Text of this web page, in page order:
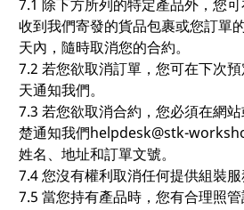
7.1 除下方所列的特定產品外，您
收到我們寄發的貨品包裹或您訂單
天內，隨時取消您的合約。
7.2 若您欲取消訂單，您可在下次
天通知我們。
7.3 若您欲取消合約，您必須在網
楚通知我們helpdesk@stk-
姓名、地址和訂單文號。
7.4 您沒有權利取消任何提供組裝服
7.5 當您持有產品時，您有合理照管